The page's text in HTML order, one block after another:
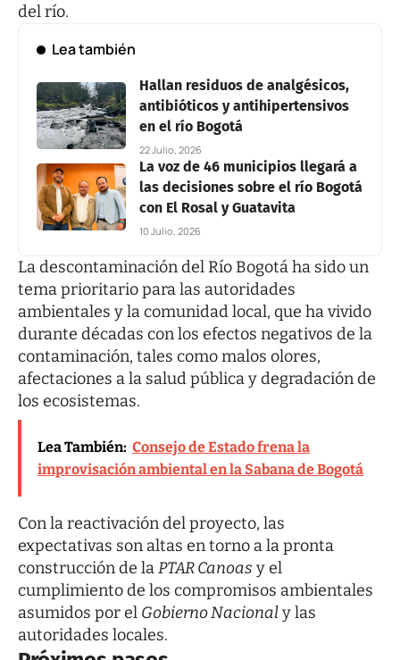
del río.
Lea también
Hallan residuos de analgésicos,
antibióticos y antihipertensivos
en el río Bogotá
22 Julio, 2026
La voz de 46 municipios llegará a
las decisiones sobre el río Bogotá
con El Rosal y Guatavita
10 Julio, 2026
La descontaminación del Río Bogotá ha sido un
tema prioritario para las autoridades
ambientales y la comunidad local, que ha vivido
durante décadas con los efectos negativos de la
contaminación, tales como malos olores,
afectaciones a la salud pública y degradación de
los ecosistemas.
Lea También: Consejo de Estado frena la
improvisación ambiental en la Sabana de Bogotá
Con la reactivación del proyecto, las
expectativas son altas en torno a la pronta
construcción de laPTAR Canoas y el
cumplimiento de los compromisos ambientales
asumidos por el Gobierno Nacionaly las
autoridades locales.